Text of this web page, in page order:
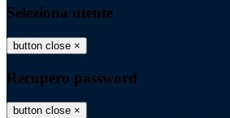
Seleziona utente
button close ×
Recupero password
button close ×